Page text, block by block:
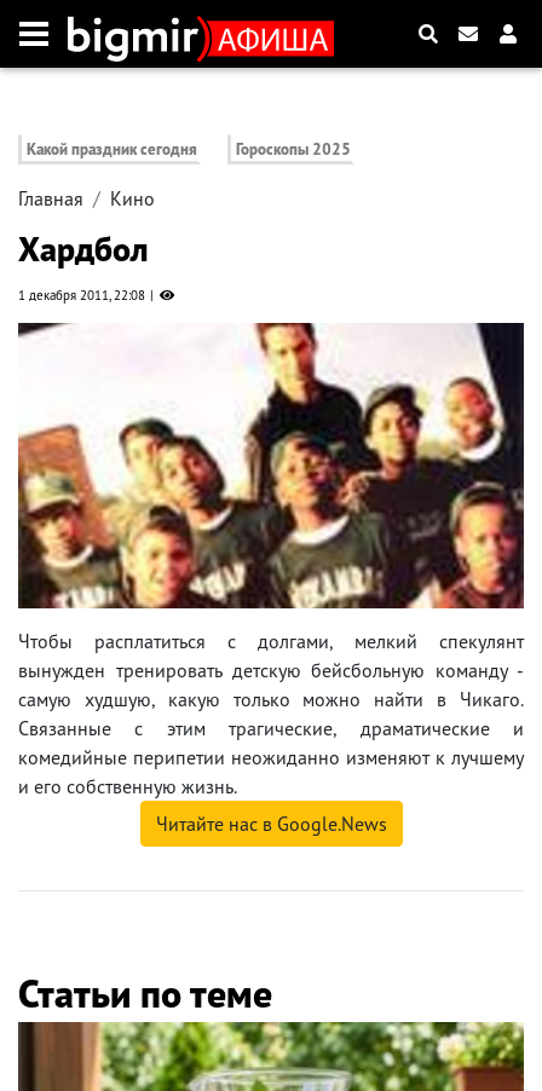
Какой праздник сегодня Гороскопы 2025
Главная Кино
Хардбол
1 декабря 2011, 22:08
Чтобы расплатиться с долгами, мелкий спекулянт
вынужден тренировать детскую бейсбольную команду -
самую худшую, какую только можно найти в Чикаго.
Связанные с этим трагические, драматические и
комедийные перипетии неожиданно изменяют к лучшему
и его собственную жизнь.
Читайте нас в Google.News
Статьи по теме